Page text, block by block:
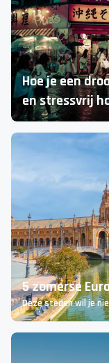
Van Mambo
De leukste tips voor
Hoe je een
en stressvrij